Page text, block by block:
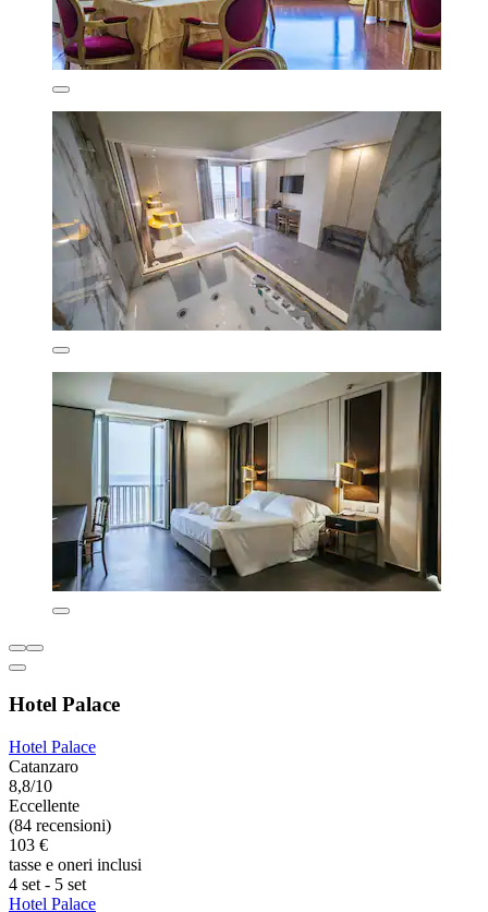
Hotel Palace
Hotel Palace
Catanzaro
8,8/10
Eccellente
(84 recensioni)
103 €
tasse e oneri inclusi
4 set - 5 set
Hotel Palace